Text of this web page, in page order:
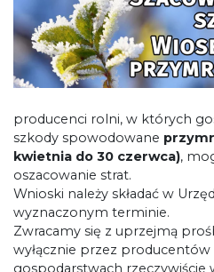
producenci rolni, w których
szkody spowodowane
kwietnia do 30 czerwca),
oszacowanie strat.
Wnioski należy składać w
wyznaczonym terminie.
Zwracamy się z uprzejmą
wyłącznie przez
gospodarstwach rzeczywiście